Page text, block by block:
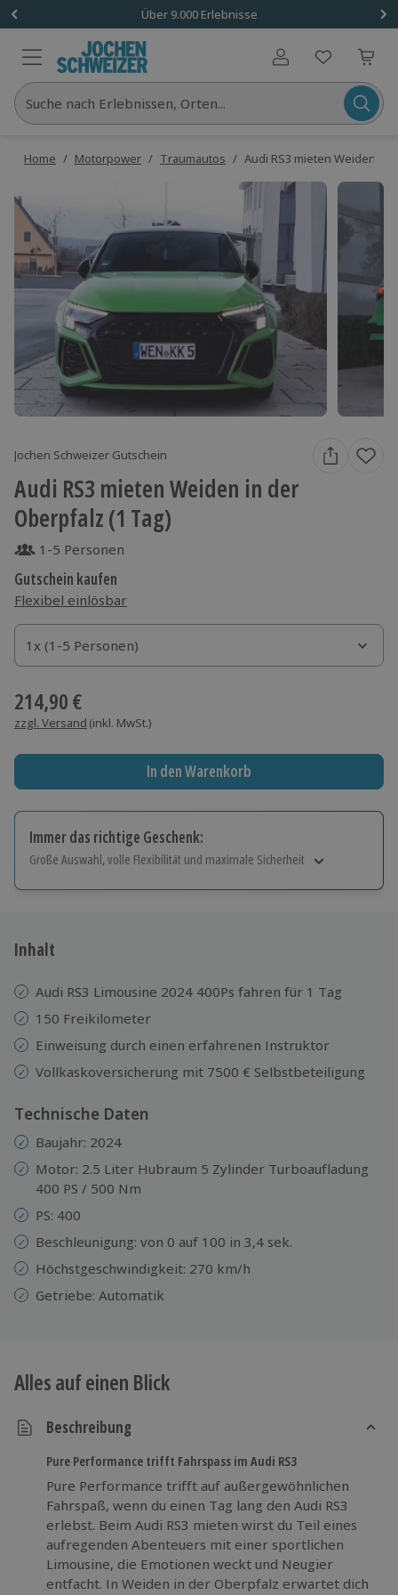
Über 9.000 Erlebnisse
Benutzerkonto
Suche nach Erlebnissen, Orten...
Home / Motorpower / Traumautos / Audi RS3 mieten Weiden in
Jochen Schweizer Gutschein
Audi RS3 mieten Weiden in der
Oberpfalz (1 Tag)
1-5 Personen
Gutschein kaufen
Flexibel einlösbar
1x (1-5 Personen)
1x (1-5 Personen)
1x (1-5 Personen)
214,90 €
zzgl. Versand (inkl. MwSt.)
In den Warenkorb
Immer das richtige Geschenk:
Große Auswahl, volle Flexibilität und maximale Sicherheit
Jeder Gutschein für alle Erlebnisse einlösbar.
Inhalt
Audi RS3 Limousine 2024 400Ps fahren für 1 Tag
150 Freikilometer
Einweisung durch einen erfahrenen Instruktor
Vollkaskoversicherung mit 7500 € Selbstbeteiligung
Technische Daten
Baujahr: 2024
Motor: 2.5 Liter Hubraum 5 Zylinder Turboaufladung
400 PS / 500 Nm
PS: 400
Beschleunigung: von 0 auf 100 in 3,4 sek.
Höchstgeschwindigkeit: 270 km/h
Getriebe: Automatik
Alles auf einen Blick
Beschreibung
Pure Performance trifft Fahrspass im Audi RS3
Pure Performance trifft auf außergewöhnlichen
Fahrspaß, wenn du einen Tag lang den Audi RS3
erlebst. Beim Audi RS3 mieten wirst du Teil eines
aufregenden Abenteuers mit einer sportlichen
Limousine, die Emotionen weckt und Neugier
entfacht. In Weiden in der Oberpfalz erwartet dich